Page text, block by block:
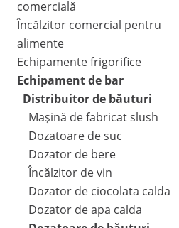
comercială
Încălzitor comercial pentru
alimente
Echipamente frigorifice
Echipament de bar
Distribuitor de băuturi
Mașină de fabricat slush
Dozatoare de suc
Dozator de bere
Încălzitor de vin
Dozator de ciocolata calda
Dozator de apa calda